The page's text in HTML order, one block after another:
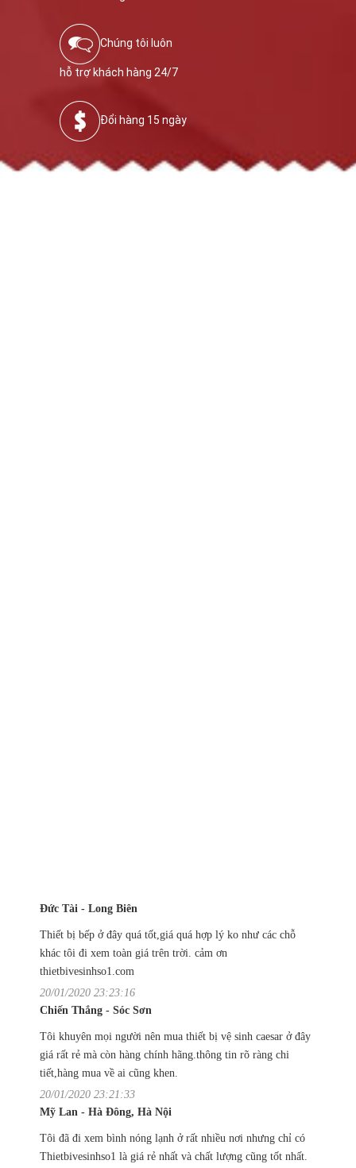
Chúng tôi luôn
hỗ trợ khách hàng 24/7
Đổi hàng 15 ngày
Đức Tài - Long Biên
Thiết bị bếp ở đây quá tốt,giá quá hợp lý ko như các chỗ
khác tôi đi xem toàn giá trên trời. cảm ơn
thietbivesinhso1.com
20/01/2020 23:23:16
Chiến Thắng - Sóc Sơn
Tôi khuyên mọi người nên mua thiết bị vệ sinh caesar ở đây
giá rất rẻ mà còn hàng chính hãng.thông tin rõ ràng chi
tiết,hàng mua về ai cũng khen.
20/01/2020 23:21:33
Mỹ Lan - Hà Đông, Hà Nội
Tôi đã đi xem bình nóng lạnh ở rất nhiều nơi nhưng chỉ có
Thietbivesinhso1 là giá rẻ nhất và chất lượng cũng tốt nhất.